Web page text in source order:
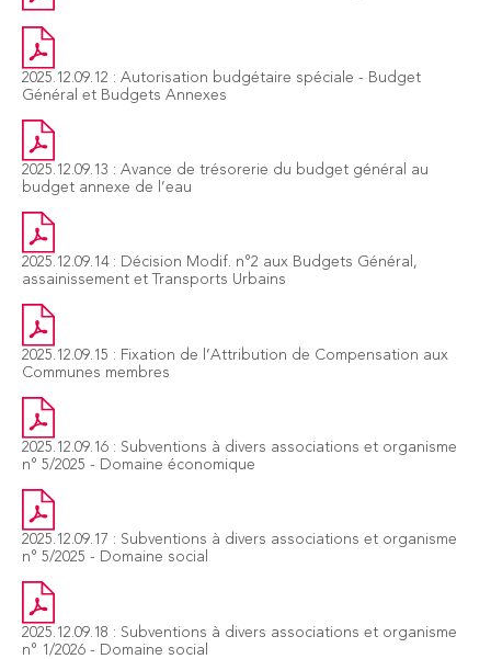
2025.12.09.12 : Autorisation budgétaire spéciale - Budget
Général et Budgets Annexes
2025.12.09.13 : Avance de trésorerie du budget général au
budget annexe de l’eau
2025.12.09.14 : Décision Modif. n°2 aux Budgets Général,
assainissement et Transports Urbains
2025.12.09.15 : Fixation de l’Attribution de Compensation aux
Communes membres
2025.12.09.16 : Subventions à divers associations et organisme
n° 5/2025 - Domaine économique
2025.12.09.17 : Subventions à divers associations et organisme
n° 5/2025 - Domaine social
2025.12.09.18 : Subventions à divers associations et organisme
n° 1/2026 - Domaine social